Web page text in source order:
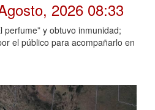
2026 08:33
perfume” y obtuvo inmunidad;
el público para acompañarlo en